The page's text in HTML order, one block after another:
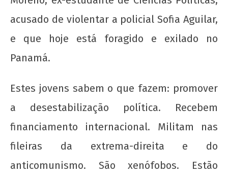
acusado de violentar a policial Sofia Aguilar,
e que hoje está foragido e exilado no
Panamá.
Estes jovens sabem o que fazem: promover
a desestabilização política. Recebem
financiamento internacional. Militam nas
fileiras da extrema-direita e do
anticomunismo. São xenófobos. Estão